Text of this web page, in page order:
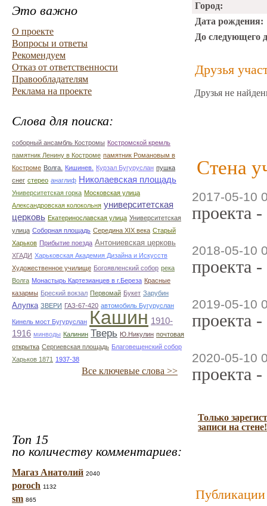
Это важно
О проекте
Вопросы и ответы
Рекомендуем
Отказ от ответственности
Правообладателям
Реклама на проекте
Слова для поиска:
соборный ансамбль Костромы Костромской кремль
памятник Ленину в Костроме памятник Романовым в
Костроме Волга. Кишинев. Курзал Бугуруслан пушка
снег стерео анаглиф Николаевская площадь
Университетская горка Московская улица
Александровская колокольня университетская
церковь Екатеринославская улица Университетская
улица Соборная площадь Середина XIX века Старый
Харьков Прибытие поезда Антониевская церковь
ХГАДИ Харьковская Академия Дизайна и Искусств
Художественное училище Богоявленский собор река
Волга Монастырь Картезианцев в г.Береза Красные
казармы Бреский вокзал Первомай Букет Зарубин
Алупка ЗВЕРИ ГАЗ-67-420 автомобиль Бугуруслан
Кинель мост Бугуруслан Кашин 1910-
1916 минводы Калинин Тверь Ю.Никулин почтовая
открытка Сергиевская площадь Благовещенский собор
Харьков 1871 1937-38
Все ключевые слова >>
Топ 15
по количеству комментариев:
Магаз Анатолий 2040
poroch 1132
sm 865
Город:
Дата рождения:
До следующего
Друзья
Друзья не
Стена
2017-05-10
проекта
2018-05-10
проекта
2019-05-10
проекта
2020-05-10
проекта
Только
записи на стене!
Публикации